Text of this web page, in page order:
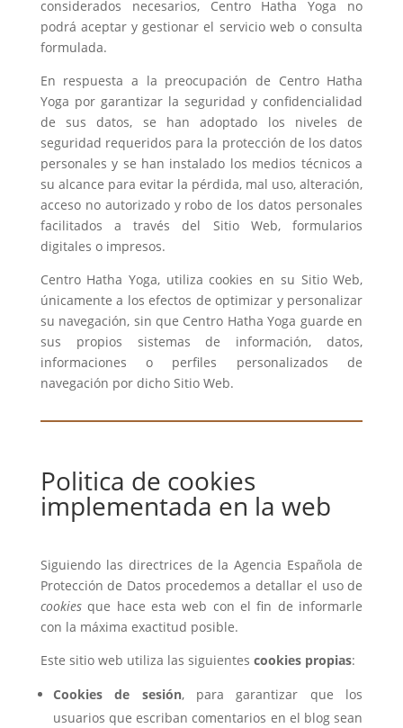
considerados necesarios, Centro Hatha Yoga no
podrá aceptar y gestionar el servicio web o consulta
formulada.
En respuesta a la preocupación de Centro Hatha
Yoga por garantizar la seguridad y confidencialidad
de sus datos, se han adoptado los niveles de
seguridad requeridos para la protección de los datos
personales y se han instalado los medios técnicos a
su alcance para evitar la pérdida, mal uso, alteración,
acceso no autorizado y robo de los datos personales
facilitados a través del Sitio Web, formularios
digitales o impresos.
Centro Hatha Yoga, utiliza cookies en su Sitio Web,
únicamente a los efectos de optimizar y personalizar
su navegación, sin que Centro Hatha Yoga guarde en
sus propios sistemas de información, datos,
informaciones o perfiles personalizados de
navegación por dicho Sitio Web.
Politica de cookies
implementada en la web
Siguiendo las directrices de la Agencia Española de
Protección de Datos procedemos a detallar el uso de
cookiesque hace esta web con el fin de informarle
con la máxima exactitud posible.
Este sitio web utiliza las siguientes cookies propias:
Cookies de sesión, para garantizar que los
usuarios que escriban comentarios en el blog sean